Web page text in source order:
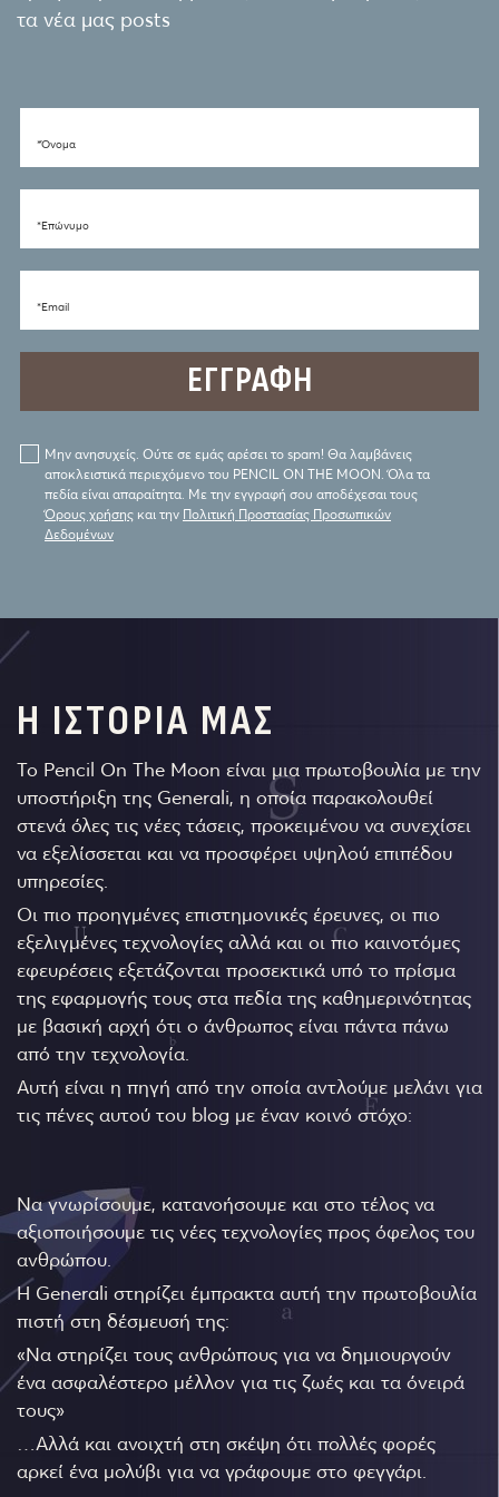
τα νέα μας posts
*Όνομα
*Eπώνυμο
*Email
Μην ανησυχείς. Ούτε σε εμάς αρέσει το spam! Θα λαμβάνεις
αποκλειστικά περιεχόμενο του PENCIL ON THE MOON. Όλα τα
πεδία είναι απαραίτητα. Με την εγγραφή σου αποδέχεσαι τους
Όρους χρήσης και την Πολιτική Προστασίας Προσωπικών
Δεδομένων
Η ΙΣΤΟΡΙΑ ΜΑΣ
Το Pencil On The Moon είναι μια πρωτοβουλία με την
υποστήριξη της Generali, η οποία παρακολουθεί
στενά όλες τις νέες τάσεις, προκειμένου να συνεχίσει
να εξελίσσεται και να προσφέρει υψηλού επιπέδου
υπηρεσίες.
Οι πιο προηγμένες επιστημονικές έρευνες, οι πιο
εξελιγμένες τεχνολογίες αλλά και οι πιο καινοτόμες
εφευρέσεις εξετάζονται προσεκτικά υπό το πρίσμα
της εφαρμογής τους στα πεδία της καθημερινότητας
με βασική αρχή ότι ο άνθρωπος είναι πάντα πάνω
από την τεχνολογία.
Αυτή είναι η πηγή από την οποία αντλούμε μελάνι για
τις πένες αυτού του blog με έναν κοινό στόχο:
Να γνωρίσουμε, κατανοήσουμε και στο τέλος να
αξιοποιήσουμε τις νέες τεχνολογίες προς όφελος του
ανθρώπου.
Η Generali στηρίζει έμπρακτα αυτή την πρωτοβουλία
πιστή στη δέσμευσή της:
«Να στηρίζει τους ανθρώπους για να δημιουργούν
ένα ασφαλέστερο μέλλον για τις ζωές και τα όνειρά
τους»
…Αλλά και ανοιχτή στη σκέψη ότι πολλές φορές
αρκεί ένα μολύβι για να γράφουμε στο φεγγάρι.